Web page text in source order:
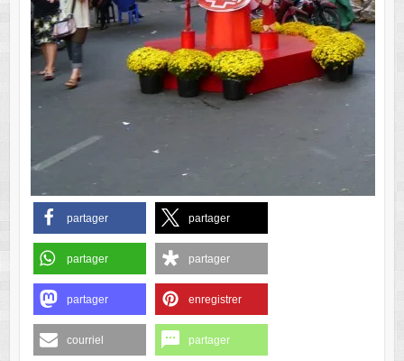
partager partager
partager partager
partager enregistrer
courriel partager